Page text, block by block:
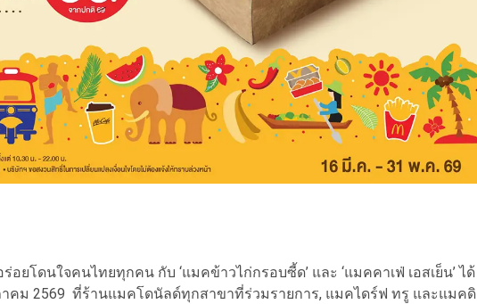
โดนใจคนไทยทุกคน กับ ‘แมคข้าวไก่กรอบซี้ด’ และ ‘แมคคาเฟ่ เอสเย็น’ ได้
คม 2569 ที่ร้านแมคโดนัลด์ทุกสาขาที่ร่วมรายการ, แมคไดร์ฟ ทรู และแมคดิ